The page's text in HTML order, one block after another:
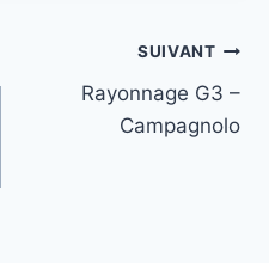
SUIVANT
Rayonnage G3 –
Campagnolo